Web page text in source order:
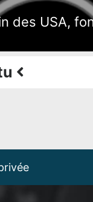
des USA,